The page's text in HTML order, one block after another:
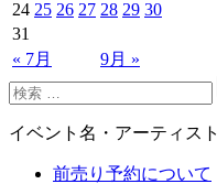
« 7月 9月 »
24 25 26 27 28 29 30
31
イベント名・アーティス
前売り予約について